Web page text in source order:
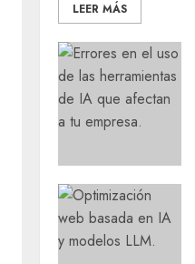
LEER MÁS